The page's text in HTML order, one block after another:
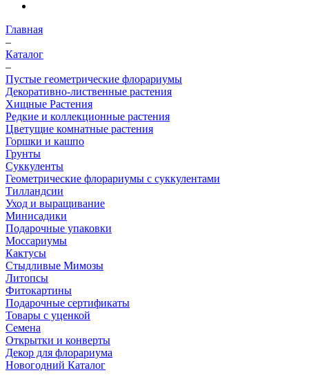
Главная
–
Каталог
–
Пустые геометрические флорариумы
Декоративно-лиственные растения
Хищные Растения
Редкие и коллекционные растения
Цветущие комнатные растения
Горшки и кашпо
Грунты
Суккуленты
Геометрические флорариумы с суккулентами
Тилландсии
Уход и выращивание
Минисадики
Подарочные упаковки
Моссариумы
Кактусы
Стыдливые Мимозы
Литопсы
Фитокартины
Подарочные сертификаты
Товары с уценкой
Семена
Открытки и конверты
Декор для флорариума
Новогодний Каталог